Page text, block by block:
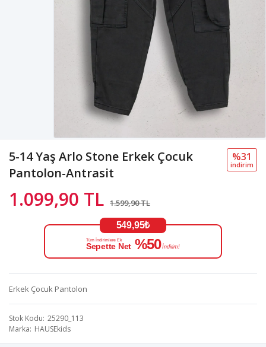
5-14 Yaş Arlo Stone Erkek Çocuk
Pantolon-Antrasit
1.099,90 TL 1.599,90 TL
%31
i̇ndi̇ri̇m
549,95₺
Tüm İndirimlere Ek
Sepette Net %50 İndirim!
Erkek Çocuk Pantolon
Stok Kodu 25290_113
Marka HAUSEkids